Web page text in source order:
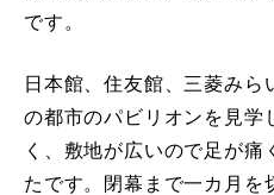
です。
日本館、住友館、三菱み
の都市のパビリオンを見学
く、敷地が広いので足が痛
たです。閉幕まで一カ月を